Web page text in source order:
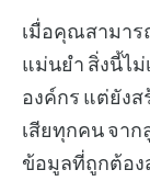
เมื่อคุณสามา
แม่นยำ สิ่งนี้ไ
องค์กร แต่ยัง
เสียทุกคน จาก
ข้อมูลที่ถูกต้อง